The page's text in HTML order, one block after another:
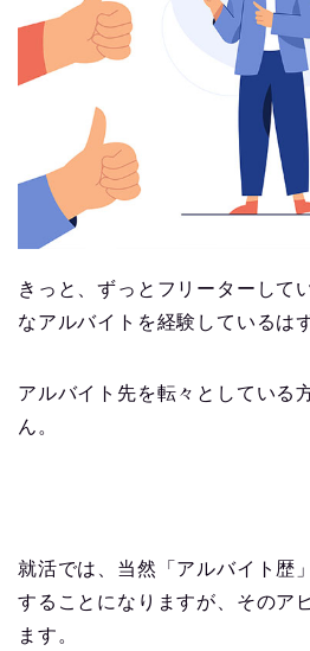
きっと、ずっとフリーターして
なアルバイトを経験しているは
アルバイト先を転々としている
ん。
就活では、当然「アルバイト歴
することになりますが、そのア
ます。